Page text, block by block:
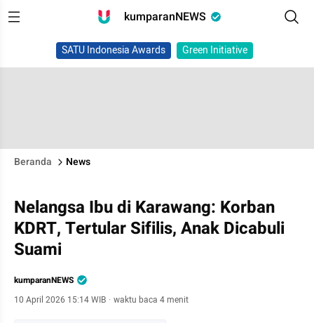
kumparanNEWS
SATU Indonesia Awards Green Initiative
Beranda News
Nelangsa Ibu di Karawang: Korban
KDRT, Tertular Sifilis, Anak Dicabuli
Suami
kumparanNEWS
10 April 2026 15:14 WIB · waktu baca 4 menit